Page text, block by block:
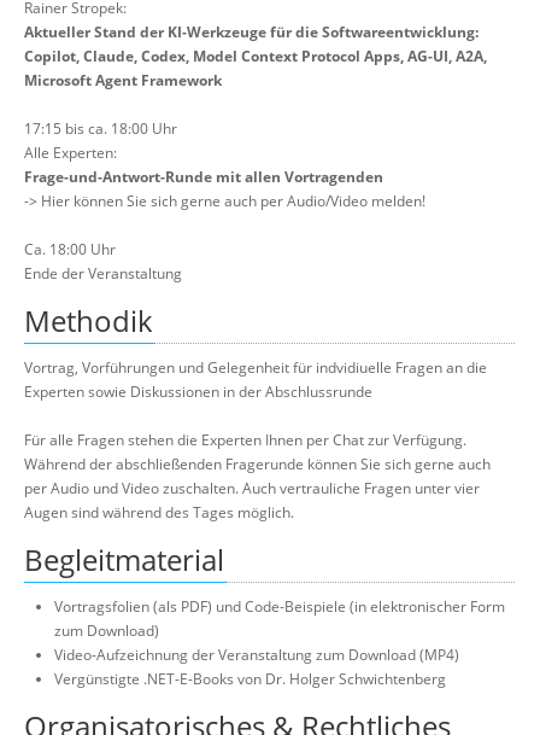
Rainer Stropek:
Aktueller Stand der KI-Werkzeuge für die Softwareentwicklung:
Copilot, Claude, Codex, Model Context Protocol Apps, AG-UI, A2A,
Microsoft Agent Framework
17:15 bis ca. 18:00 Uhr
Alle Experten:
Frage-und-Antwort-Runde mit allen Vortragenden
-> Hier können Sie sich gerne auch per Audio/Video melden!
Ca. 18:00 Uhr
Ende der Veranstaltung
Methodik
Vortrag, Vorführungen und Gelegenheit für indvidiuelle Fragen an die
Experten sowie Diskussionen in der Abschlussrunde
Für alle Fragen stehen die Experten Ihnen per Chat zur Verfügung.
Während der abschließenden Fragerunde können Sie sich gerne auch
per Audio und Video zuschalten. Auch vertrauliche Fragen unter vier
Augen sind während des Tages möglich.
Begleitmaterial
Vortragsfolien (als PDF) und Code-Beispiele (in elektronischer Form
zum Download)
Video-Aufzeichnung der Veranstaltung zum Download (MP4)
Vergünstigte .NET-E-Books von Dr. Holger Schwichtenberg
Organisatorisches & Rechtliches